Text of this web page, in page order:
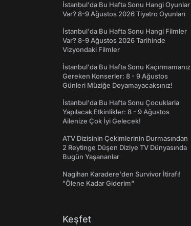
İstanbul'da Bu Hafta Sonu Hangi Oyunlar
Var? 8-9 Ağustos 2026 Tiyatro Oyunları
İstanbul'da Bu Hafta Sonu Hangi Filmler
Var? 8-9 Ağustos 2026 Tarihinde
Vizyondaki Filmler
İstanbul'da Bu Hafta Sonu Kaçırmamanız
Gereken Konserler: 8 - 9 Ağustos
Günleri Müziğe Doyamayacaksınız!
İstanbul'da Bu Hafta Sonu Çocuklarla
Yapılacak Etkinlikler: 8 - 9 Ağustos
Ailenize Çok İyi Gelecek!
ATV Dizisinin Çekimlerinin Durmasından
2 Reytinge Düşen Diziye TV Dünyasında
Bugün Yaşananlar
Nagihan Karadere'den Survivor İtirafı!
"Ölene Kadar Giderim"
Keşfet